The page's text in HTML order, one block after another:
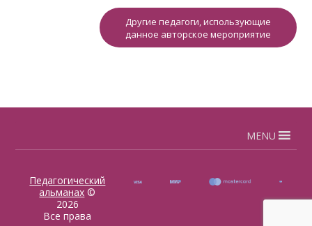
Другие педагоги, использующие
данное авторское мероприятие
MENU
Педагогический
альманах ©
2026
Все права